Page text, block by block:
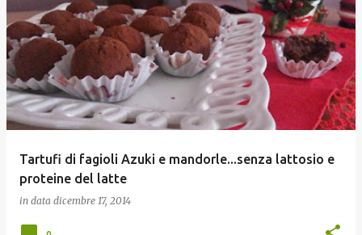
Tartufi di fagioli Azuki e mandorle...senza lattosio e
proteine del latte
in data dicembre 17, 2014